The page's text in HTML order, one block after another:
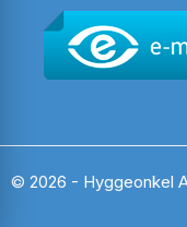
© 2026 - Hyggeonkel